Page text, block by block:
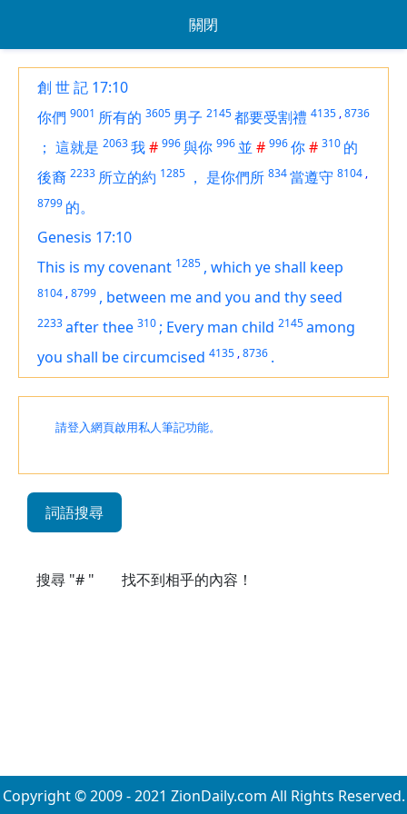
關閉
創 世 記 17:10
你們 9001 所有的 3605 男子 2145都要受割禮 4135 ,8736
； 這就是 2063我# 996與你 996 並 # 996你# 310 的
後裔 2233 所立的約 1285 ， 是你們所 834當遵守 8104 ,
8799 的。
Genesis 17:10
This is my covenant 1285 , which ye shall keep
8104 ,8799 , between me and you and thy seed
2233after thee 310 ; Every man child 2145among
you shall be circumcised 4135 ,8736 .
請登入網頁啟用私人筆記功能。
詞語搜尋
搜尋 "# " 找不到相乎的內容！
Copyright © 2009 - 2021 ZionDaily.com All Rights Reserved.